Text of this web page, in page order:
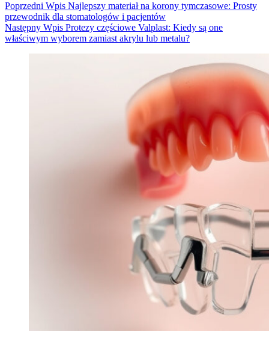
Poprzedni Wpis Najlepszy materiał na korony tymczasowe: Prosty
przewodnik dla stomatologów i pacjentów
Następny Wpis Protezy częściowe Valplast: Kiedy są one
właściwym wyborem zamiast akrylu lub metalu?